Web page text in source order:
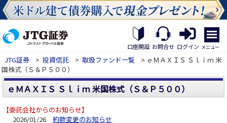
口座開設 お問合せ ログイン
繝｡
繝
九
Η
ｼ
帝
メニュー
JTG証券 > 投資信託 > 取扱ファンド一覧
> ｅＭＡＸＩＳ Ｓｌｉｍ 米
国株式（Ｓ＆Ｐ５００）
ｅＭＡＸＩＳ Ｓｌｉｍ 米国株式（Ｓ＆Ｐ５００）
【委託会社からのお知らせ】
2026/01/26 約款変更のお知らせ